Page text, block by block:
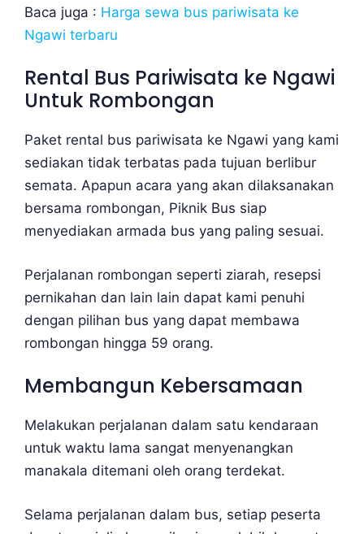
Baca juga : Harga sewa bus pariwisata ke
Ngawi terbaru
Rental Bus Pariwisata ke Ngawi
Untuk Rombongan
Paket rental bus pariwisata ke Ngawi yang kami
sediakan tidak terbatas pada tujuan berlibur
semata. Apapun acara yang akan dilaksanakan
bersama rombongan, Piknik Bus siap
menyediakan armada bus yang paling sesuai.
Perjalanan rombongan seperti ziarah, resepsi
pernikahan dan lain lain dapat kami penuhi
dengan pilihan bus yang dapat membawa
rombongan hingga 59 orang.
Membangun Kebersamaan
Melakukan perjalanan dalam satu kendaraan
untuk waktu lama sangat menyenangkan
manakala ditemani oleh orang terdekat.
Selama perjalanan dalam bus, setiap peserta